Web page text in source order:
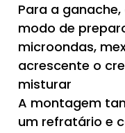
Para a
modo de
microondas,
acrescente o
misturar
A montagem
um refratário e